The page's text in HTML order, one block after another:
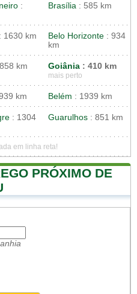
:
Brasília : 585 km
: 1630 km Belo Horizonte : 934
km
km Goiânia : 410 km
mais perto
km Belém : 1939 km
: 1304
Guarulhos : 851 km
em linha reta!
PRÓXIMO DE